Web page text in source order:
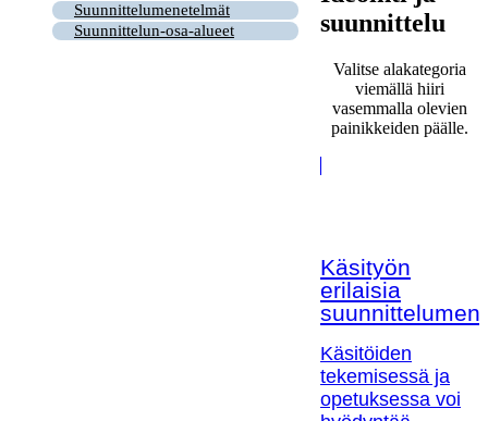
Suunnittelumenetelmät
Suunnittelun-osa-alueet
suunnittelu
Valitse alakategoria
viemällä hiiri
vasemmalla olevien
painikkeiden päälle.
Käsityön
erilaisia
Käsitöiden
tekemisessä ja
opetuksessa voi